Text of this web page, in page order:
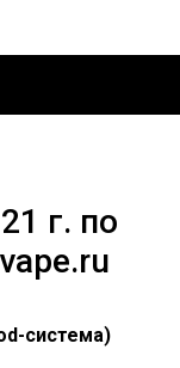
г. по
система)